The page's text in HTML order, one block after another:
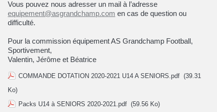
Vous pouvez nous adresser un mail à l’adresse
equipement@asgrandchamp.com en cas de question ou
difficulté.
Pour la commission équipement AS Grandchamp Football,
Sportivement,
Valentin, Jérôme et Béatrice
COMMANDE DOTATION 2020-2021 U14 A SENIORS.pdf (39.31
Ko)
Packs U14 à SENIORS 2020-2021.pdf (59.56 Ko)